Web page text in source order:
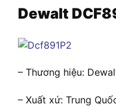
Dewalt
– Thương hiệu:
– Xuất xứ: Trung